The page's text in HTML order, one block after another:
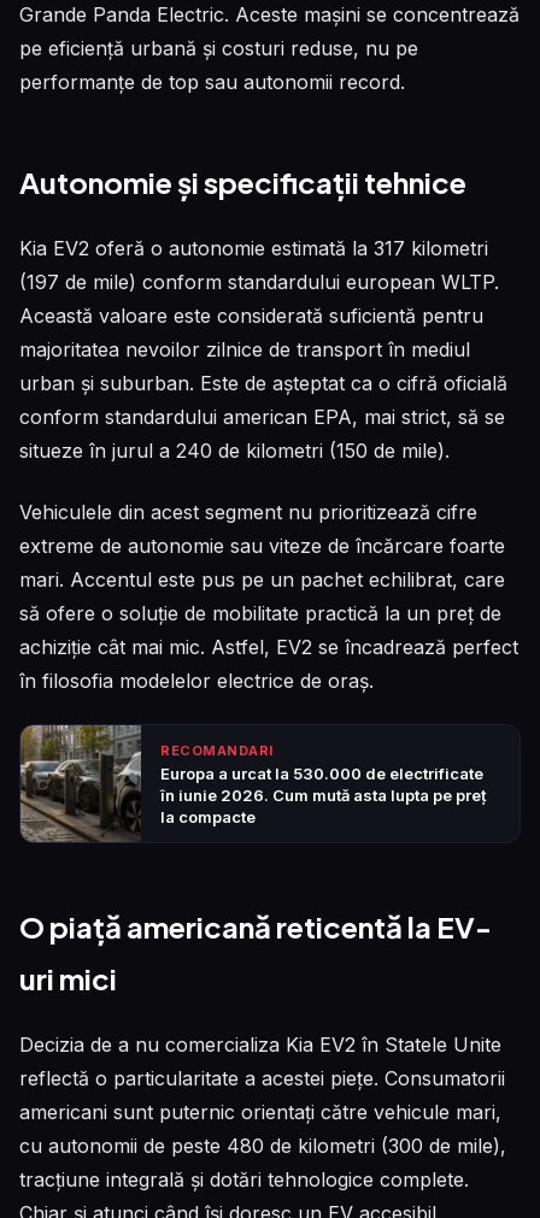
Grande Panda Electric. Aceste mașini se concentrează
pe eficiență urbană și costuri reduse, nu pe
performanțe de top sau autonomii record.
Autonomie și specificații tehnice
Kia EV2 oferă o autonomie estimată la 317 kilometri
(197 de mile) conform standardului european WLTP.
Această valoare este considerată suficientă pentru
majoritatea nevoilor zilnice de transport în mediul
urban și suburban. Este de așteptat ca o cifră oficială
conform standardului american EPA, mai strict, să se
situeze în jurul a 240 de kilometri (150 de mile).
Vehiculele din acest segment nu prioritizează cifre
extreme de autonomie sau viteze de încărcare foarte
mari. Accentul este pus pe un pachet echilibrat, care
să ofere o soluție de mobilitate practică la un preț de
achiziție cât mai mic. Astfel, EV2 se încadrează perfect
în filosofia modelelor electrice de oraș.
RECOMANDARI
Europa a urcat la 530.000 de electrificate
în iunie 2026. Cum mută asta lupta pe preț
la compacte
O piață americană reticentă la EV-
uri mici
Decizia de a nu comercializa Kia EV2 în Statele Unite
reflectă o particularitate a acestei piețe. Consumatorii
americani sunt puternic orientați către vehicule mari,
cu autonomii de peste 480 de kilometri (300 de mile),
tracțiune integrală și dotări tehnologice complete.